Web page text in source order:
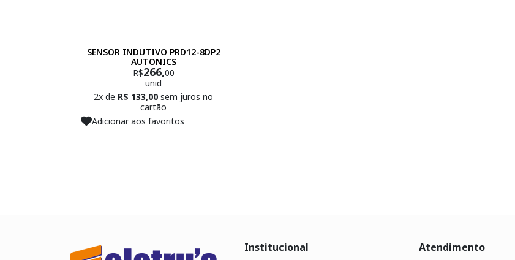
SENSOR INDUTIVO PRD12-8DP2
AUTONICS
R$266,00
unid
2x de R$ 133,00 sem juros no
cartão
Adicionar aos favoritos
Institucional
Atendimento